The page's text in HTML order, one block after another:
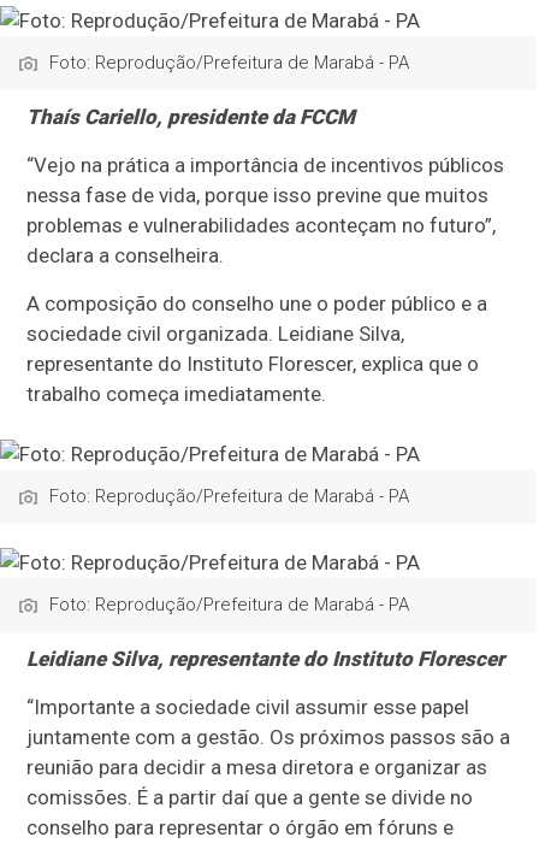
Foto: Reprodução/Prefeitura de Marabá - PA
Thaís Cariello, presidente da FCCM
“Vejo na prática a importância de incentivos públicos
nessa fase de vida, porque isso previne que muitos
problemas e vulnerabilidades aconteçam no futuro”,
declara a conselheira.
A composição do conselho une o poder público e a
sociedade civil organizada. Leidiane Silva,
representante do Instituto Florescer, explica que o
trabalho começa imediatamente.
Foto: Reprodução/Prefeitura de Marabá - PA
Foto: Reprodução/Prefeitura de Marabá - PA
Leidiane Silva, representante do Instituto Florescer
“Importante a sociedade civil assumir esse papel
juntamente com a gestão. Os próximos passos são a
reunião para decidir a mesa diretora e organizar as
comissões. É a partir daí que a gente se divide no
conselho para representar o órgão em fóruns e